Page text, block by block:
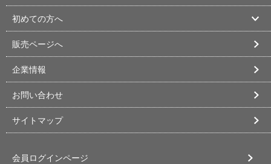
初めての方へ
販売ページへ
企業情報
お問い合わせ
サイトマップ
会員ログインページ